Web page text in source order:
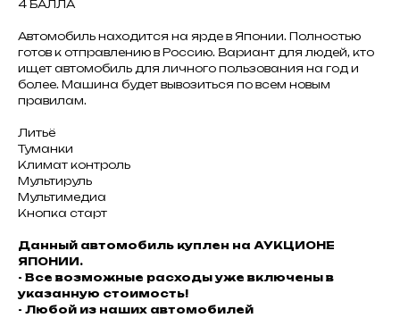
4 БАЛЛА
Автомобиль находится на ярде в Японии. Полностью
готов к отправлению в Россию. Вариант для людей, кто
ищет автомобиль для личного пользования на год и
более. Машина будет вывозиться по всем новым
правилам.
Литьё
Туманки
Климат контроль
Мультируль
Мультимедиа
Кнопка старт
Данный автомобиль куплен на АУКЦИОНЕ
ЯПОНИИ.
- Все возможные расходы уже включены в
указанную стоимость!
- Любой из наших автомобилей